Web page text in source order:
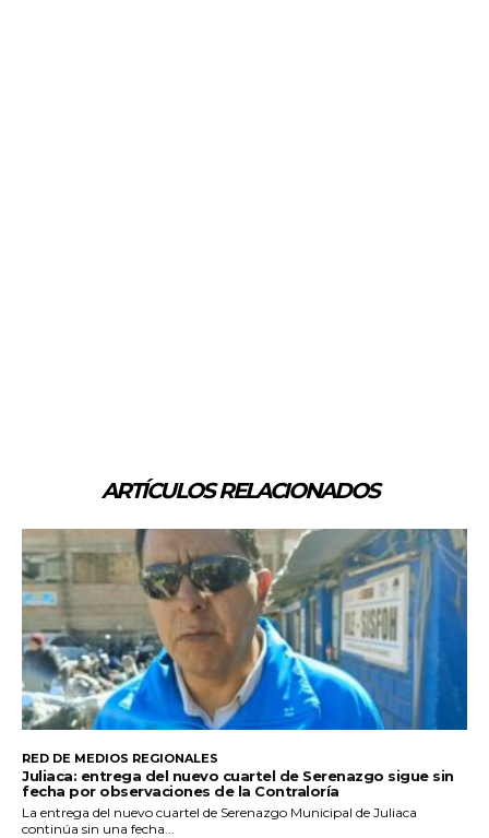
ARTÍCULOS RELACIONADOS
RED DE MEDIOS REGIONALES
Juliaca: entrega del nuevo cuartel de Serenazgo sigue sin
fecha por observaciones de la Contraloría
La entrega del nuevo cuartel de Serenazgo Municipal de Juliaca
continúa sin una fecha...